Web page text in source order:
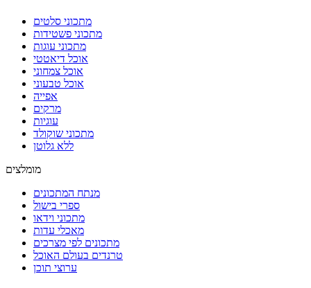
מתכוני סלטים
מתכוני פשטידות
מתכוני עוגות
אוכל דיאטטי
אוכל צמחוני
אוכל טבעוני
אפייה
מרקים
עוגיות
מתכוני שוקולד
ללא גלוטן
מומלצים
מנתח המתכונים
ספרי בישול
מתכוני וידאו
מאכלי עדות
מתכונים לפי מצרכים
טרנדים בעולם האוכל
ערוצי תוכן